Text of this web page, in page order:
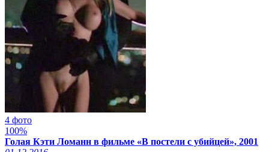
4 фото
100%
Голая Кэти Ломанн в фильме «В постели с убийцей», 2001